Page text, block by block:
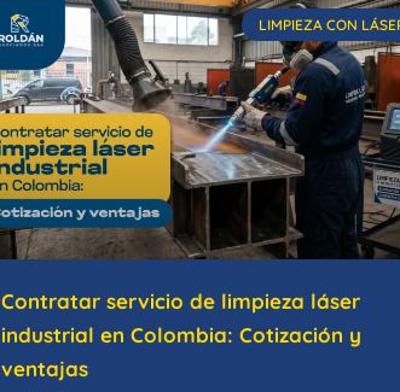
LIMPIEZA CON
Contratar servicio de limpieza láser
industrial en Colombia: Cotización y
ventajas